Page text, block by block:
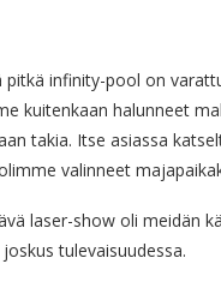
infinity-pool on
kuitenkaan halunneet
takia. Itse asiassa
valinneet
laser-show oli meidän
tulevaisuudessa.